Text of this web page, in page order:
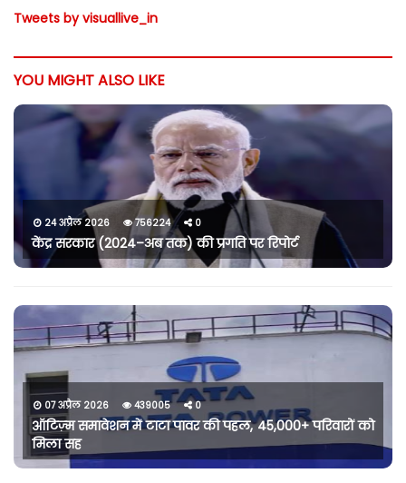
Tweets by visuallive_in
YOU MIGHT ALSO LIKE
24 अप्रैल 2026 756224 0
केंद्र सरकार (2024–अब तक) की प्रगति पर रिपोर्ट
07 अप्रैल 2026 439005 0
ऑटिज़्म समावेशन में टाटा पावर की पहल, 45,000+ परिवारों को
मिला सह